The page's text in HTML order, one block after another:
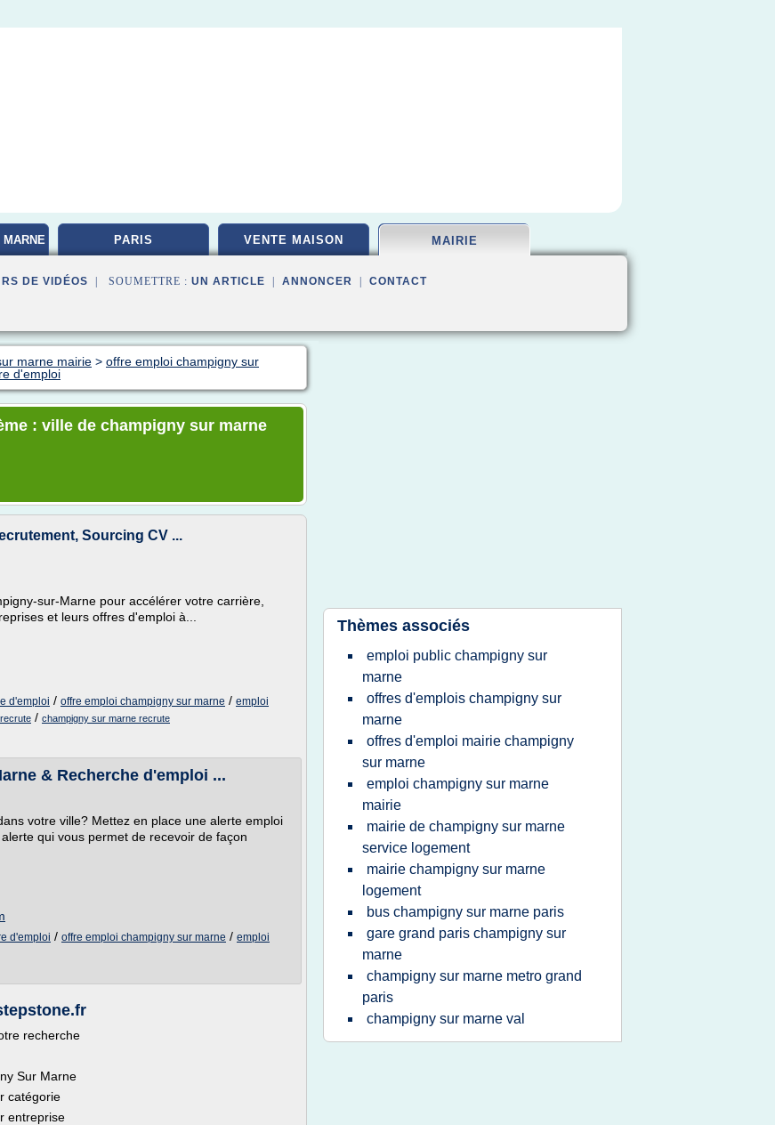
MARNE PARIS VENTE MAISON MAIRIE
DE VIDÉOS | SOUMETTRE : UN ARTICLE ANNONCER CONTACT
marne mairie > offre emploi champigny sur
d'emploi
: ville de champigny sur marne
Sourcing CV ...
sur-Marne pour accélérer votre carrière,
et leurs offres d'emploi à...
d'emploi / offre emploi champigny sur marne / emploi
/ champigny sur marne recrute
& Recherche d'emploi ...
votre ville? Mettez en place une alerte emploi
qui vous permet de recevoir de façon
d'emploi / offre emploi champigny sur marne / emploi
recherche
Sur Marne
catégorie
entreprise
Thèmes associés
emploi public champigny sur
marne
offres d'emplois champigny sur
marne
offres d'emploi mairie champigny
sur marne
emploi champigny sur marne
mairie
mairie de champigny sur marne
service logement
mairie champigny sur marne
logement
bus champigny sur marne paris
gare grand paris champigny sur
marne
champigny sur marne metro grand
paris
champigny sur marne val